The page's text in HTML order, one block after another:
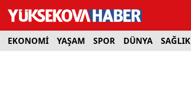
EKONOMİ YAŞAM SPOR DÜNYA SAĞLIK